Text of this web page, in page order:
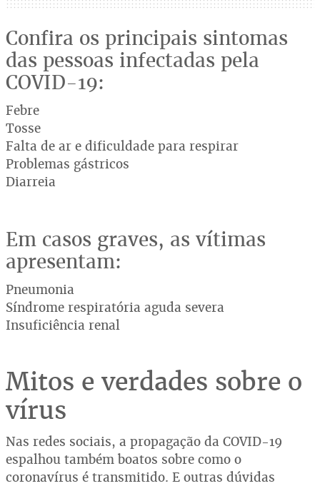
Confira os principais sintomas
das pessoas infectadas pela
COVID-19:
Febre
Tosse
Falta de ar e dificuldade para respirar
Problemas gástricos
Diarreia
Em casos graves, as vítimas
apresentam:
Pneumonia
Síndrome respiratória aguda severa
Insuficiência renal
Mitos e verdades sobre o
vírus
Nas redes sociais, a propagação da COVID-19
espalhou também boatos sobre como o
coronavírus é transmitido. E outras dúvidas